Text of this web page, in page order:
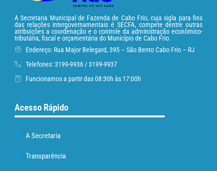
A Secretaria Municipal de Fazenda de Cabo Frio, cuja sigla para fins
das relações intergovernamentais é SECFA, compete dentre outras
atribuições a coordenação e o controle da administração econômico-
tributária, fiscal e orçamentária do Município de Cabo Frio.
Endereço: Rua Major Belegard, 395 – São Bento Cabo Frio – RJ
Telefones: 3199-9936 / 3199-9937
Funcionamos a partir das 08:30h às 17:00h
Acesso Rápido
A Secretaria
Transparência